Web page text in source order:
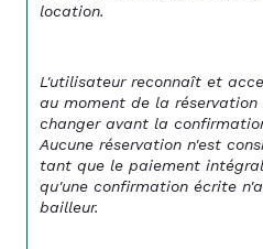
location.
L'utilisateur reconnaît et
au moment de la
changer avant la
Aucune réservation n'est
tant que le paiement
qu'une confirmation écrite
bailleur.